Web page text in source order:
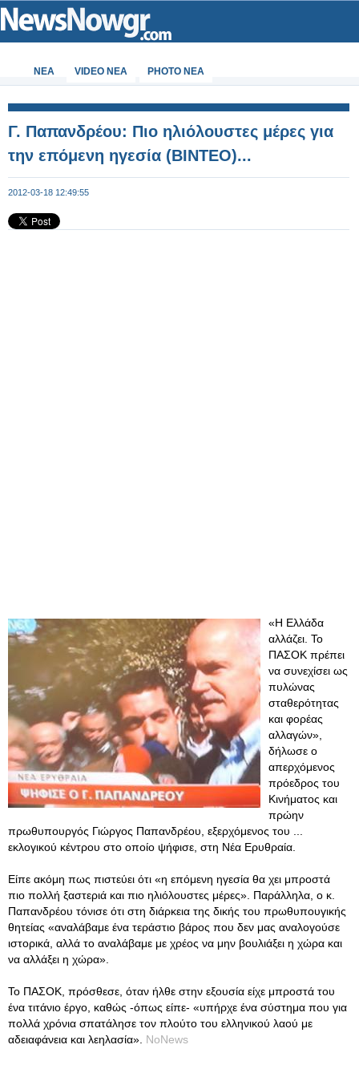
ΝΕΑ VIDEO NEA PHOTO NEA
Γ. Παπανδρέου: Πιο ηλιόλουστες μέρες για
την επόμενη ηγεσία (BINTEO)...
2012-03-18 12:49:55
«Η Ελλάδα
αλλάζει. Το
ΠΑΣΟΚ πρέπει
να συνεχίσει ως
πυλώνας
σταθερότητας
και φορέας
αλλαγών»,
δήλωσε ο
απερχόμενος
πρόεδρος του
Κινήματος και
πρώην
πρωθυπουργός Γιώργος Παπανδρέου, εξερχόμενος του ...
εκλογικού κέντρου στο οποίο ψήφισε, στη Νέα Ερυθραία.
Είπε ακόμη πως πιστεύει ότι «η επόμενη ηγεσία θα χει μπροστά
πιο πολλή ξαστεριά και πιο ηλιόλουστες μέρες». Παράλληλα, ο κ.
Παπανδρέου τόνισε ότι στη διάρκεια της δικής του πρωθυπουγικής
θητείας «αναλάβαμε ένα τεράστιο βάρος που δεν μας αναλογούσε
ιστορικά, αλλά το αναλάβαμε με χρέος να μην βουλιάξει η χώρα και
να αλλάξει η χώρα».
Το ΠΑΣΟΚ, πρόσθεσε, όταν ήλθε στην εξουσία είχε μπροστά του
ένα τιτάνιο έργο, καθώς -όπως είπε- «υπήρχε ένα σύστημα που για
πολλά χρόνια σπατάλησε τον πλούτο του ελληνικού λαού με
αδειαφάνεια και λεηλασία». NoNews